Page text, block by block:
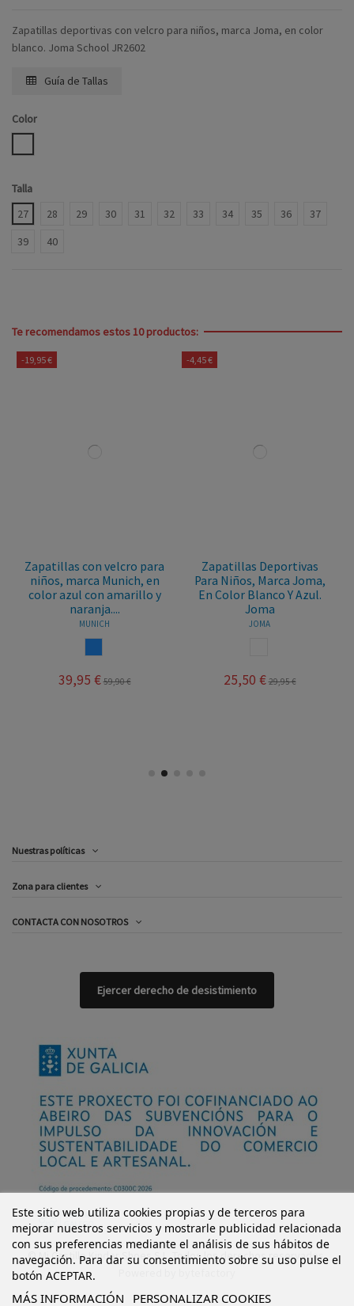
Zapatillas deportivas con velcro para niños, marca Joma, en color
blanco. Joma School JR2602
Guía de Tallas
Color
Talla
27
28 29 30 31 32 33 34 35 36
37
39
40
Te recomendamos estos 10 productos:
-19,95 €
Zapatillas con velcro para
niños, marca Munich, en
color azul con amarillo y
naranja....
MUNICH
39,95 € 59,90 €
-4,45 €
Zapatillas Deportivas
Para Niños, Marca Joma,
En Color Blanco Y Azul.
Joma
JOMA
25,50 € 29,95 €
Nuestras políticas
Zona para clientes
CONTACTA CON NOSOTROS
Este sitio web utiliza cookies propias y de terceros para
mejorar nuestros servicios y mostrarle publicidad relacionada
con sus preferencias mediante el análisis de sus hábitos de
navegación. Para dar su consentimiento sobre su uso pulse el
botón ACEPTAR.
MÁS INFORMACIÓN PERSONALIZAR COOKIES
Ejercer derecho de desistimiento
© Mi Castillo Kinder Shoes S.L. Todos los derechos reservados.